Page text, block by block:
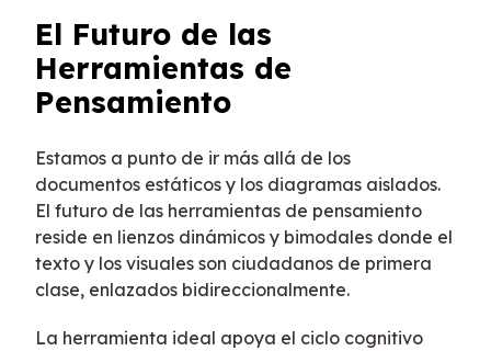
El Futuro de las
Herramientas de
Pensamiento
Estamos a punto de ir más allá de los
documentos estáticos y los diagramas aislados.
El futuro de las herramientas de pensamiento
reside en lienzos dinámicos y bimodales donde el
texto y los visuales son ciudadanos de primera
clase, enlazados bidireccionalmente.
La herramienta ideal apoya el ciclo cognitivo